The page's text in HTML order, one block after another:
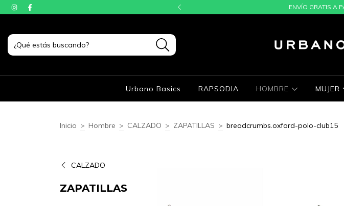
SIN INTERÉS ENVÍO GRATIS A
Urbano Basics RAPSODIA HOMBRE MUJER
Inicio > Hombre > CALZADO > ZAPATILLAS > breadcrumbs.oxford-polo-club15
CALZADO
ZAPATILLAS